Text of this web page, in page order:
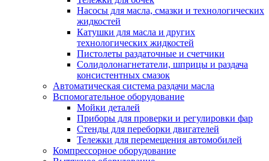
Насосы для масла, смазки и технологических
жидкостей
Катушки для масла и других
технологических жидкостей
Пистолеты раздаточные и счетчики
Солидолонагнетатели, шприцы и раздача
консистентных смазок
Автоматическая система раздачи масла
Вспомогательное оборудование
Мойки деталей
Приборы для проверки и регулировки фар
Стенды для переборки двигателей
Тележки для перемещения автомобилей
Компрессорное оборудование